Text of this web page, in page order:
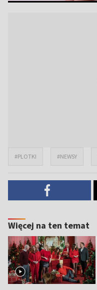
#PLOTKI #NEWSY
Więcej na ten temat